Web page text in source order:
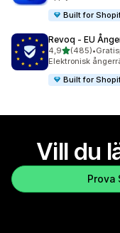
Built for
Revoq ‑ EU
4,9av 5 stjärnor
(485)
485 recensioner
•
Elektronisk
Built for
Vill du
Prova